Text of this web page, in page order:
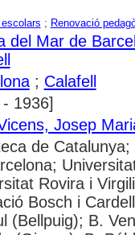
; Renovació
del Mar de
; Calafell
1936]
Josep
de
Rovira i
Bosch i
(Bellpuig); B.